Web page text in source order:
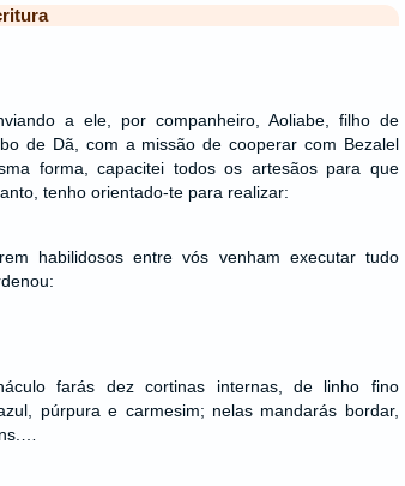
a ele, por companheiro, Aoliabe, filho de
de Dã, com a missão de cooperar com Bezalel
forma, capacitei todos os artesãos para que
tenho orientado-te para realizar:
habilidosos entre vós venham executar tudo
farás dez cortinas internas, de linho fino
púrpura e carmesim; nelas mandarás bordar,